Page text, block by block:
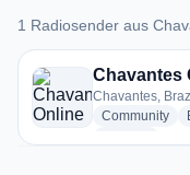
1 Radiosender aus
1 Radiosender aus
Chavantes
Chavantes,
Community